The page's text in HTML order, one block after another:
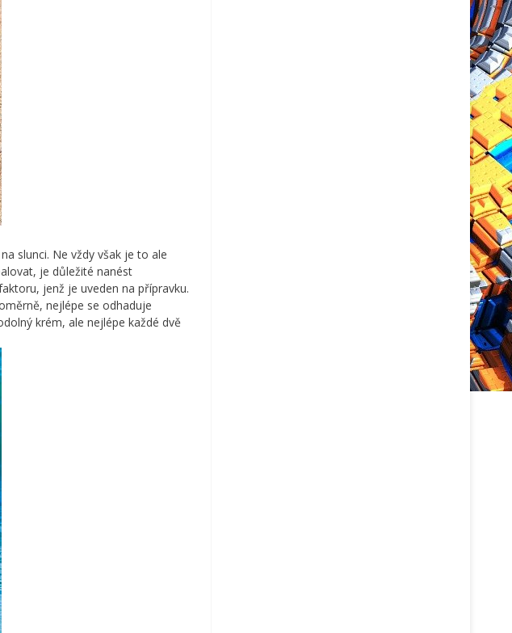
slunci. Ne vždy však je to ale
je důležité nanést
jenž je uveden na přípravku.
nejlépe se odhaduje
krém, ale nejlépe každé dvě